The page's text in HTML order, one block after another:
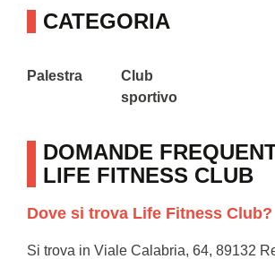
CATEGORIA
Palestra
Club
sportivo
DOMANDE
LIFE FITNESS CLUB
Dove si trova Life Fitness Club?
Si trova in Viale Calabria, 64, 89132